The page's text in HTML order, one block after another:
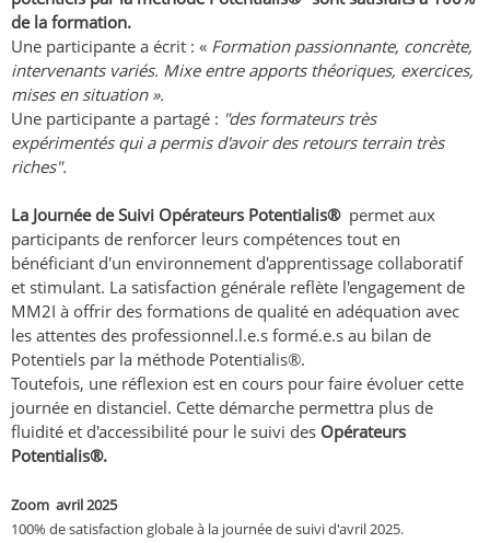
de la formation.
Une participante a écrit : « Formation passionnante, concrète,
intervenants variés. Mixe entre apports théoriques, exercices,
mises en situation ».
Une participante a partagé : "des formateurs très
expérimentés qui a permis d'avoir des retours terrain très
riches".
La Journée de Suivi Opérateurs Potentialis® permet aux
participants de renforcer leurs compétences tout en
bénéficiant d'un environnement d'apprentissage collaboratif
et stimulant. La satisfaction générale reflète l'engagement de
MM2I à offrir des formations de qualité en adéquation avec
les attentes des professionnel.l.e.s formé.e.s au bilan de
Potentiels par la méthode Potentialis®.
Toutefois, une réflexion est en cours pour faire évoluer cette
journée en distanciel. Cette démarche permettra plus de
fluidité et d'accessibilité pour le suivi des Opérateurs
Potentialis®.
Zoom avril 2025
100% de satisfaction globale à la journée de suivi d'avril 2025.